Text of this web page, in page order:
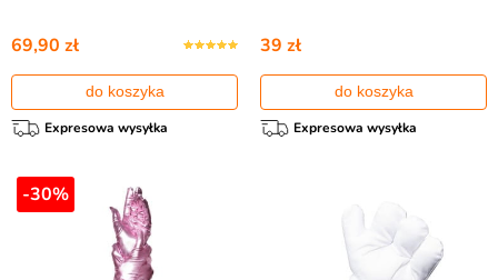
69,90 zł
do koszyka
Expresowa wysyłka
39 zł
do koszyka
Expresowa wysyłka
-30%